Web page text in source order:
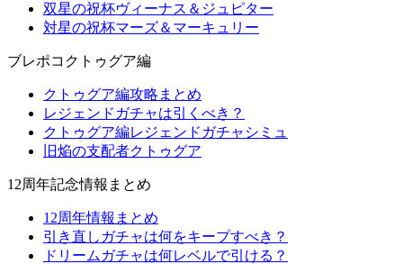
双星の祝杯ヴィーナス＆ジュピター
対星の祝杯マーズ＆マーキュリー
ブレポコクトゥグア編
クトゥグア編攻略まとめ
レジェンドガチャは引くべき？
クトゥグア編レジェンドガチャシミュ
旧焔の支配者クトゥグア
12周年記念情報まとめ
12周年情報まとめ
引き直しガチャは何をキープすべき？
ドリームガチャは何レベルで引ける？